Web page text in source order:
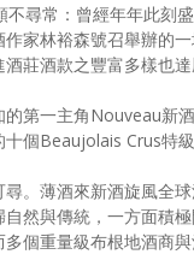
尋常：曾經年年此刻
家林裕森號召舉辦的
莊酒款之豐富多樣也達
第一主角Nouveau新
個Beaujolais Crus特
。薄酒來新酒旋風全
然與傳統，一方面積
個重量級布根地酒商